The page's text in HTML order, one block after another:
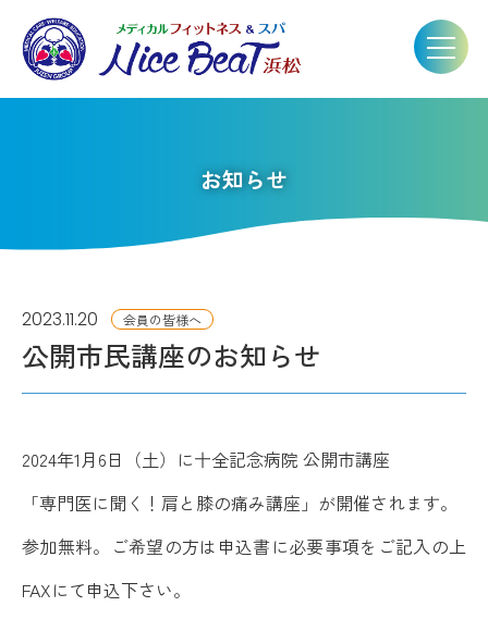
お知らせ
2023.11.20 会員の皆様へ
公開市民講座のお知らせ
2024年1月6日（土）に十全記念病院 公開市講座
「専門医に聞く！肩と膝の痛み講座」が開催されます。
参加無料。ご希望の方は申込書に必要事項をご記入の上
FAXにて申込下さい。